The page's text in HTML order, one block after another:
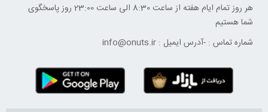
هر روز تمام ایام هفته از ساعت 8:30 الی ساعت 23:00 ‌روز پاسخگوی
شما هستیم
شماره تماس : -آدرس ایمیل : info@onuts.ir